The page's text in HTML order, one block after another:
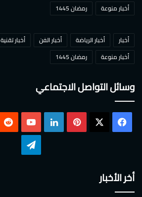
أخبار منوعة
رمضان 1445
أخبار أخبار الرياضة أخبار الفن أخبار تقنية
أخبار منوعة
رمضان 1445
وسائل التواصل الاجتماعي
فيسبوك بينتيريست لينكدإن ‫YouTube
أخر الأخبار